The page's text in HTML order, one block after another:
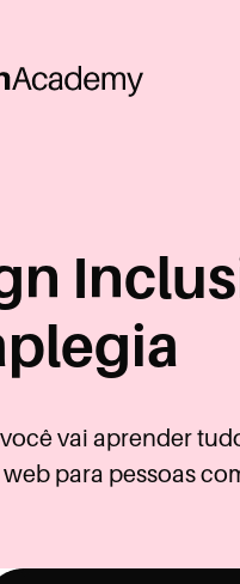
vai aprender
para pessoas